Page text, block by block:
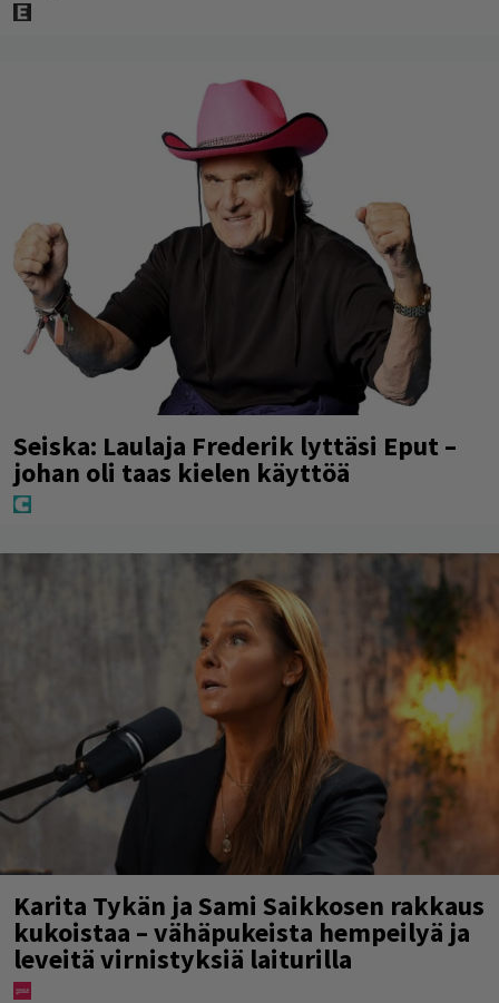
Seiska: Laulaja Frederik lyttäsi Eput –
johan oli taas kielen käyttöä
Karita Tykän ja Sami Saikkosen rakkaus
kukoistaa – vähäpukeista hempeilyä ja
leveitä virnistyksiä laiturilla